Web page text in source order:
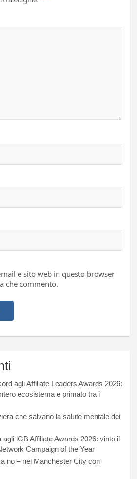
e sito web in questo browser
che commento.
agli Affiliate Leaders Awards 2026:
ecosistema e primato tra i
che salvano la salute mentale dei
agli iGB Affiliate Awards 2026: vinto il
Campaign of the Year
no – nel Manchester City con